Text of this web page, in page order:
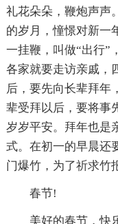
礼花朵朵，鞭炮声声
的岁月，憧憬对新一
一挂鞭，叫做“出行”
各家就要走访亲戚，
后，要先向长辈拜年
辈受拜以后，要将事
岁岁平安。拜年也是
式。在初一的早晨还
门爆竹，为了祈求竹
春节!
美好的春节，快乐